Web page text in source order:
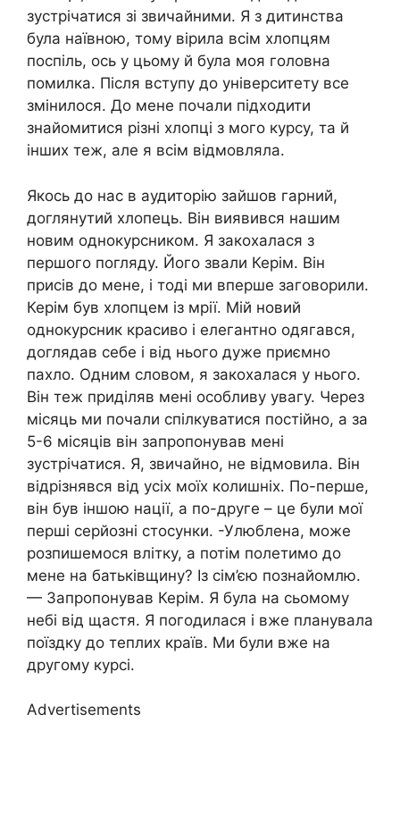
зустрічатися зі звичайними. Я з дитинства
була наївною, тому вірила всім хлопцям
поспіль, ось у цьому й була моя головна
помилка. Після вступу до університету все
змінилося. До мене почали підходити
знайомитися різні хлопці з мого курсу, та й
інших теж, але я всім відмовляла.
Якось до нас в аудиторію зайшов гарний,
доглянутий хлопець. Він виявився нашим
новим однокурсником. Я закохалася з
першого погляду. Його звали Керім. Він
присів до мене, і тоді ми вперше заговорили.
Керім був хлопцем із мрії. Мій новий
однокурсник красиво і елегантно одягався,
доглядав себе і від нього дуже приємно
пахло. Одним словом, я закохалася у нього.
Він теж приділяв мені особливу увагу. Через
місяць ми почали спілкуватися постійно, а за
5-6 місяців він запропонував мені
зустрічатися. Я, звичайно, не відмовила. Він
відрізнявся від усіх моїх колишніх. По-перше,
він був іншою нації, а по-друге – це були мої
перші серйозні стосунки. -Улюблена, може
розпишемося влітку, а потім полетимо до
мене на батьківщину? Із сім’єю познайомлю.
— Запропонував Керім. Я була на сьомому
небі від щастя. Я погодилася і вже планувала
поїздку до теплих країв. Ми були вже на
другому курсі.
Advertisements